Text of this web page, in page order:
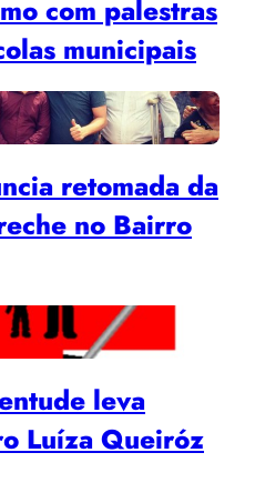
com palestras
municipais
retomada da
no Bairro
leva
Luíza Queiróz